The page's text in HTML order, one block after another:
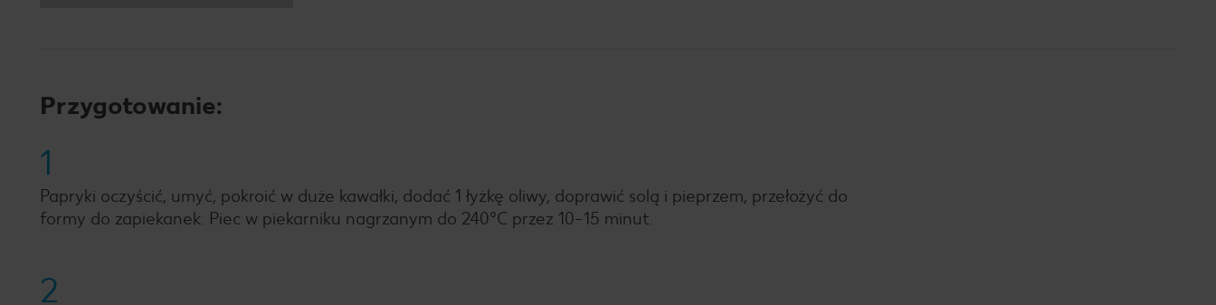
Przygotowanie:
1
Papryki oczyścić, umyć, pokroić w duże kawałki, dodać 1 łyżkę oliwy, doprawić solą i pieprzem, przełożyć do
formy do zapiekanek. Piec w piekarniku nagrzanym do 240°C przez 10–15 minut.
2